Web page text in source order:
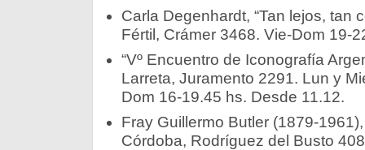
Carla Degenhardt, “Tan lejos, tan
Fértil, Crámer 3468. Vie-Dom 19-
“Vº Encuentro de Iconografía
Larreta, Juramento 2291. Lun y
Dom 16-19.45 hs. Desde 11.12.
Fray Guillermo Butler (1879-
Córdoba, Rodríguez del Busto